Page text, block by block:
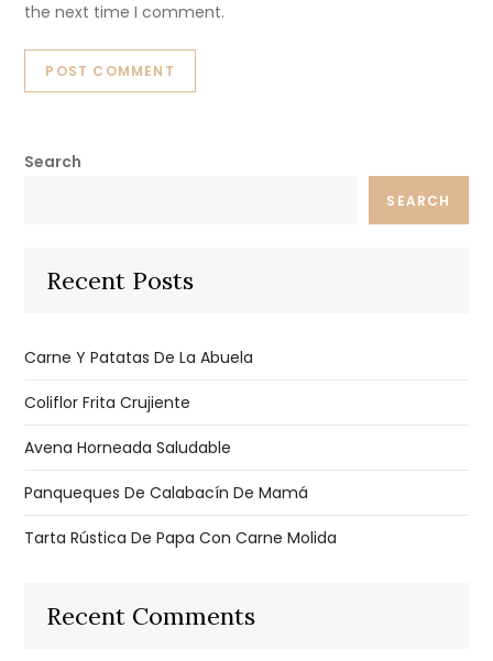
the next time I comment.
Search
SEARCH
Recent Posts
Carne Y Patatas De La Abuela
Coliflor Frita Crujiente
Avena Horneada Saludable
Panqueques De Calabacín De Mamá
Tarta Rústica De Papa Con Carne Molida
Recent Comments